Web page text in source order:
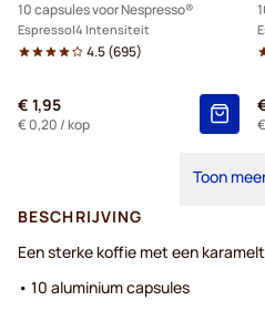
10 capsules voor Nespresso®
Espresso 4 Intensiteit
4.5(695)
€ 1,95
€ 0,20 / kop
Toon
BESCHRIJVING
Een sterke koffie met een
• 10 aluminium capsules